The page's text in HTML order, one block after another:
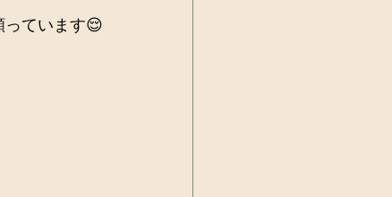
ています😌